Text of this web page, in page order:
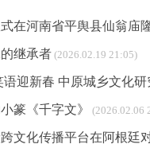
在河南省平舆县仙翁庙
继承者 (2026.02.19 21:05)
迎新春 中原城乡文化
篆《千字文》 (2026.02.06
文化传播平台在阿根廷